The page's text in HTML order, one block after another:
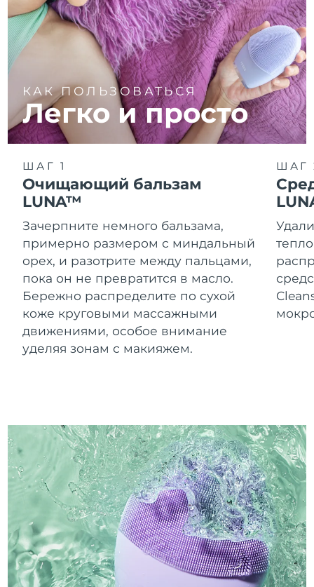
КАК ПОЛЬЗОВАТЬСЯ
Легко и просто
ШАГ 1
Очищающий бальзам
LUNA™
Зачерпните немного бальзама,
примерно размером с миндальный
орех, и разотрите между пальцами,
пока он не превратится в масло.
Бережно распределите по сухой
коже круговыми массажными
движениями, особое внимание
уделяя зонам с макияжем.
ШАГ